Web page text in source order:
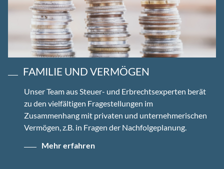
FAMILIE UND VERMÖGEN
Unser Team aus Steuer- und Erbrechtsexperten berät
zu den vielfältigen Fragestellungen im
Zusammenhang mit privaten und unternehmerischen
Vermögen, z.B. in Fragen der Nachfolgeplanung.
Mehr erfahren